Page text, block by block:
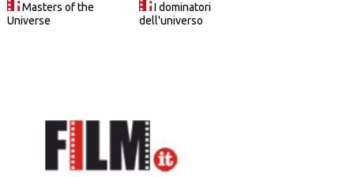
Masters of the
Universe
I dominatori
dell'universo